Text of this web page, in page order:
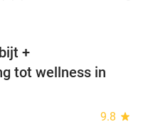
+
tot wellness in
9.8 star